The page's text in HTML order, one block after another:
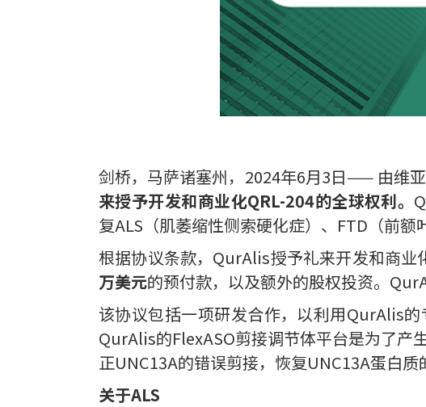
剑桥，马萨诸塞州，2024年6月3日—— 由维
来授予开发和商业化QRL-204的全球权利。
复ALS（肌萎缩性侧索硬化症）、FTD（前额
根据协议条款，QurAlis授予礼来开发和商
万美元的预付款，以及额外的股权投资。
该协议包括一项研发合作，以利用QurAlis的
QurAlis的FlexASO剪接调节体平台是为了产
正UNC13A的错误剪接，恢复UNC13A蛋白
关于ALS